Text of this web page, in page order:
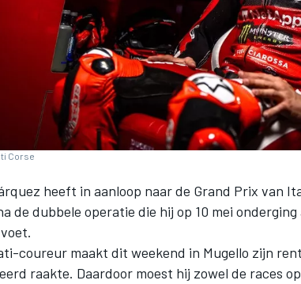
DTM
Corse
heeft in aanloop naar de Grand Prix van
de dubbele operatie die hij op 10 mei
coureur maakt dit weekend in Mugello zijn
raakte. Daardoor moest hij zowel de races